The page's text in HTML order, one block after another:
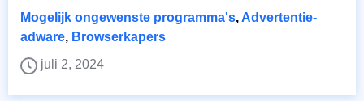
Mogelijk ongewenste programma's, Advertentie-
adware, Browserkapers
juli 2, 2024